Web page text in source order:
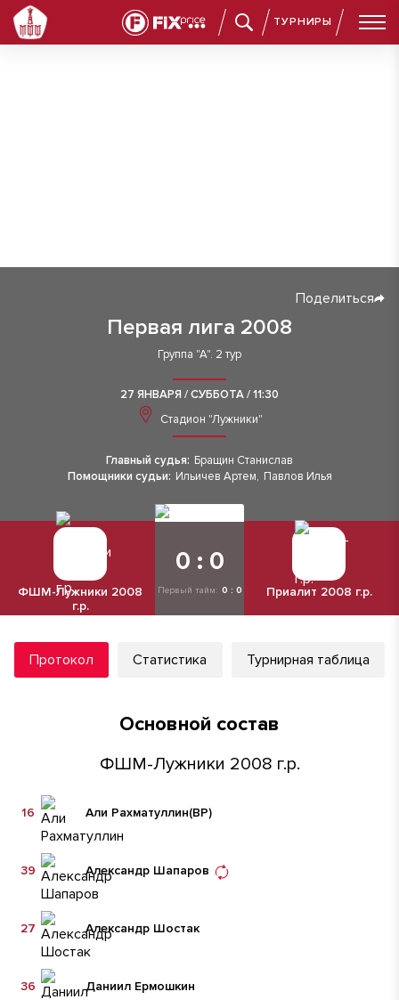
ТУРНИРЫ
Первая лига 2008
Поделиться
Группа "А". 2 тур
27 ЯНВАРЯ / СУББОТА / 11:30
Стадион "Лужники"
Главный судья: Бращин Станислав
Помощники судьи: Ильичев Артем, Павлов Илья
ФШМ-Лужники 2008
г.р.
0 : 0
Первый тайм: 0 : 0 Приалит 2008 г.р.
Протокол Статистика Турнирная таблица
Основной состав
ФШМ-Лужники 2008 г.р.
Али Рахматуллин(ВР)
16
Александр Шапаров
39
Александр Шостак
27
Даниил Ермошкин
36